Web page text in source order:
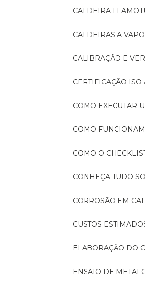
CALDEIRA
CALDEIRAS A
CALIBRAÇÃO E
CERTIFICAÇÃO
COMO
COMO
COMO O
CONHEÇA TUDO
CORROSÃO EM
CUSTOS
ELABORAÇÃO DO
ENSAIO DE